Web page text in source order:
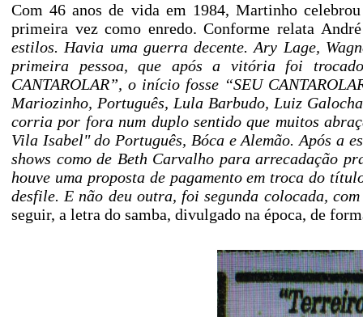
Com 46 anos de vida em 1984, Martinho
primeira vez como enredo. Conforme relata
estilos. Havia uma guerra decente. Ary Lage,
primeira pessoa, que após a vitória foi
CANTAROLAR”, o início fosse “SEU
Mariozinho, Português, Lula Barbudo, Luiz
corria por fora num duplo sentido que muitos
Vila Isabel" do Português, Bóca e Alemão. Após a
shows como de Beth Carvalho para arrecadação
houve uma proposta de pagamento em troca do
desfile. E não deu outra, foi segunda colocada,
seguir, a letra do samba, divulgado na época, de